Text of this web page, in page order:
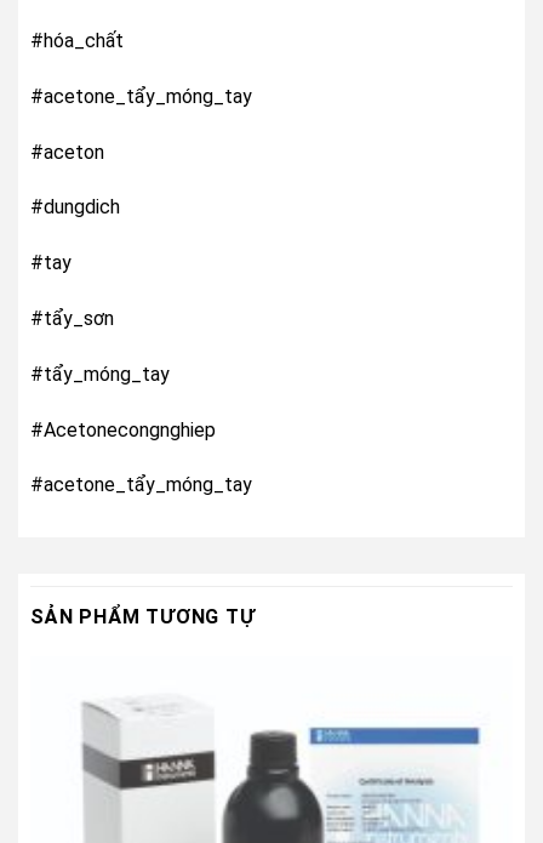
#hóa_chất
#acetone_tẩy_móng_tay
#aceton
#dungdich
#tay
#tẩy_sơn
#tẩy_móng_tay
#Acetonecongnghiep
#acetone_tẩy_móng_tay
SẢN PHẨM TƯƠNG TỰ